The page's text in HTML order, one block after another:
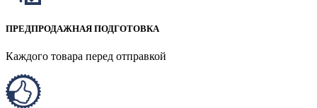
ПРЕДПРОДАЖНАЯ ПОДГОТОВКА
Каждого товара перед отправкой